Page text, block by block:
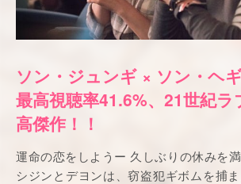
ソン・ジュンギ × ソン・ヘ
最高視聴率41.6%、21世紀
高傑作！！
運命の恋をしようー 久しぶりの休みを
シジンとデヨンは、窃盗犯ギボムを捕